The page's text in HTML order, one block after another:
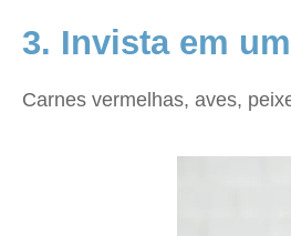
3. Invista em
Carnes vermelhas, aves,